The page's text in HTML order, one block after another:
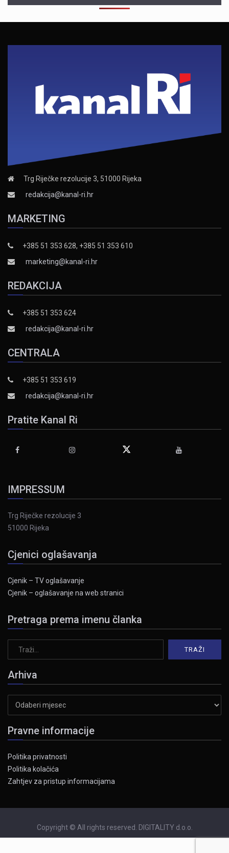
Trg Riječke rezolucije 3, 51000 Rijeka
redakcija@kanal-ri.hr
MARKETING
+385 51 353 628, +385 51 353 610
marketing@kanal-ri.hr
REDAKCIJA
+385 51 353 624
redakcija@kanal-ri.hr
CENTRALA
+385 51 353 619
redakcija@kanal-ri.hr
Pratite Kanal Ri
IMPRESSUM
Trg Riječke rezolucije 3
51000 Rijeka
Cjenici oglašavanja
Cjenik – TV oglašavanje
Cjenik – oglašavanje na web stranici
Pretraga prema imenu članka
Arhiva
Pravne informacije
Politika privatnosti
Politika kolačića
Zahtjev za pristup informacijama
Copyright © All rights reserved. DIGITALITY d.o.o.